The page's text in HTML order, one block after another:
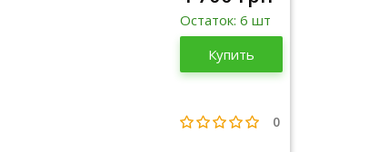
Венгрия
2026
Остаток: 6 шт
Купить
0